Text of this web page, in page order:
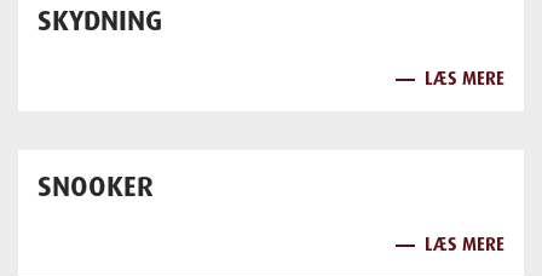
SKYDNING
LÆS MERE
SNOOKER
LÆS MERE